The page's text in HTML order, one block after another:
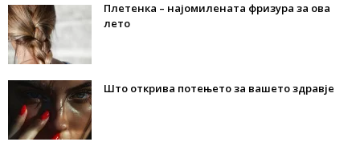
Плетенка – најомилената фризура за ова
лето
Што открива потењето за вашето здравје